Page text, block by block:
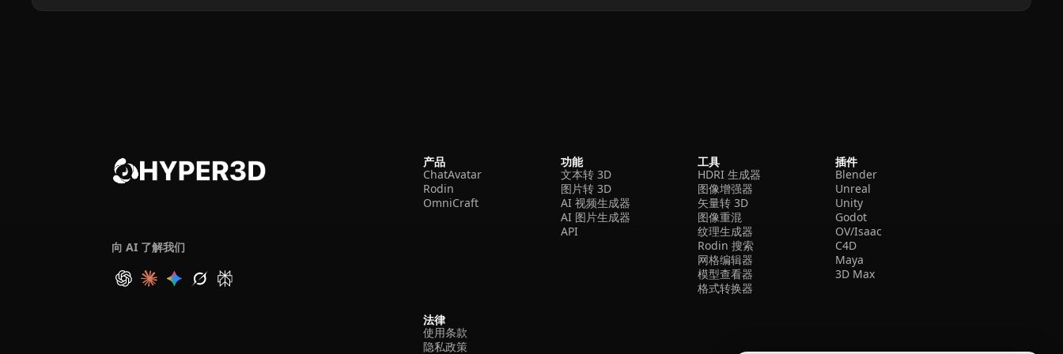
向 AI 了解我们
产品
ChatAvatar
Rodin
OmniCraft
功能
文本转 3D
图片转 3D
AI 视频生成器
AI 图片生成器
API
工具
HDRI 生成器
图像增强器
矢量转 3D
图像重混
纹理生成器
Rodin 搜索
网格编辑器
模型查看器
格式转换器
插件
Blender
Unreal
Unity
Godot
OV/Isaac
C4D
Maya
3D Max
法律
使用条款
隐私政策